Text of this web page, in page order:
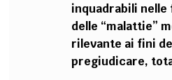
inquadrabili
delle “malattie”
rilevante ai fini
pregiudicare,